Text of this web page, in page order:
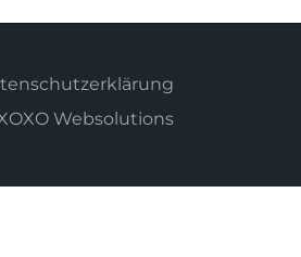
Websolutions